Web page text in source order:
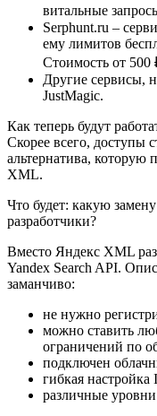
витальные
Serphunt.ru –
ему лимитов
Стоимость от 500
Другие сервисы,
JustMagic.
Как теперь будут
Скорее всего, доступы
альтернатива, которую
XML.
Что будет: какую
разработчики?
Вместо Яндекс XML
Yandex Search API.
заманчиво:
не нужно
можно ставить
ограничений по
подключен
гибкая настройка
различные